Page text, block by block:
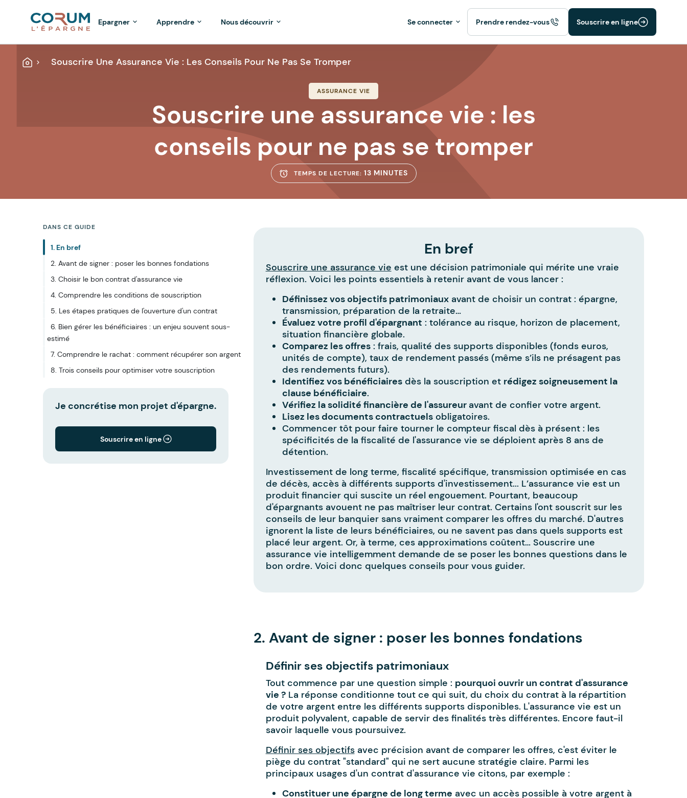
AccueilSouscrire Une Assurance Vie : Les Conseils Pour Ne Pas Se Tromper
Epargner Apprendre Nous découvrir Se connecter Prendre rendez-vous Souscrire en ligne
ASSURANCE VIE
Souscrire une assurance vie : les
conseils pour ne pas se tromper
TEMPS DE LECTURE: 13 MINUTES
DANS CE GUIDE
1. En bref
2. Avant de signer : poser les bonnes fondations
3. Choisir le bon contrat d'assurance vie
4. Comprendre les conditions de souscription
5. Les étapes pratiques de l'ouverture d'un contrat
6. Bien gérer les bénéficiaires : un enjeu souvent sous-
estimé
7. Comprendre le rachat : comment récupérer son argent
8. Trois conseils pour optimiser votre souscription
Je concrétise mon projet d'épargne.
Souscrire en ligne
En bref
Souscrire une assurance vie est une décision patrimoniale qui mérite une vraie
réflexion. Voici les points essentiels à retenir avant de vous lancer :
Définissez vos objectifs patrimoniauxavant de choisir un contrat : épargne,
transmission, préparation de la retraite…
Évaluez votre profil d'épargnant : tolérance au risque, horizon de placement,
situation financière globale.
Comparez les offres: frais, qualité des supports disponibles (fonds euros,
unités de compte), taux de rendement passés (même s’ils ne présagent pas
des rendements futurs).
Identifiez vos bénéficiairesdès la souscription et rédigez soigneusement la
clause bénéficiaire.
Vérifiez la solidité financière de l'assureur avant de confier votre argent.
Lisez les documents contractuelsobligatoires.
Commencer tôt pour faire tourner le compteur fiscal dès à présent : les
spécificités de la fiscalité de l'assurance vie se déploient après 8 ans de
détention.
Investissement de long terme, fiscalité spécifique, transmission optimisée en cas
de décès, accès à différents supports d'investissement... L’assurance vie est un
produit financier qui suscite un réel engouement. Pourtant, beaucoup
d'épargnants avouent ne pas maîtriser leur contrat. Certains l'ont souscrit sur les
conseils de leur banquier sans vraiment comparer les offres du marché. D'autres
ignorent la liste de leurs bénéficiaires, ou ne savent pas dans quels supports est
placé leur argent. Or, à terme, ces approximations coûtent… Souscrire une
assurance vie intelligemment demande de se poser les bonnes questions dans le
bon ordre. Voici donc quelques conseils pour vous guider.
2. Avant de signer : poser les bonnes fondations
Définir ses objectifs patrimoniaux
Tout commence par une question simple : pourquoi ouvrir un contrat d'assurance
vie ?La réponse conditionne tout ce qui suit, du choix du contrat à la répartition
de votre argent entre les différents supports disponibles. L'assurance vie est un
produit polyvalent, capable de servir des finalités très différentes. Encore faut-il
savoir laquelle vous poursuivez.
Définir ses objectifsavec précision avant de comparer les offres, c'est éviter le
piège du contrat "standard" qui ne sert aucune stratégie claire. Parmi les
principaux usages d'un contrat d'assurance vie citons, par exemple :
Constituer une épargne de long terme avec un accès possible à votre argent à